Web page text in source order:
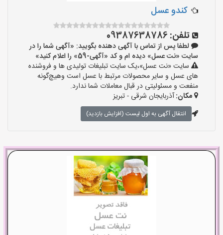
کندو عسل
تلفن: 09387638786
لطفا پس از تماس با آگهی دهنده بگویید: «آگهی شما را در
سایت «نت عسل» دیده ام و کد «آگهی-59» را اعلام کنید»
سایت «نت عسل»،یک سایت تبلیغات تولیدی ها و فروشنده
های عسل و سایر محصولات مرتبط با عسل است وهیچ‌گونه
منفعت و مسئولیتی در قبال معاملات شما ندارد.
مکان:آذربایجان شرقی - تبریز
انتقال آگهی به اول لیست (افزایش بازدید)